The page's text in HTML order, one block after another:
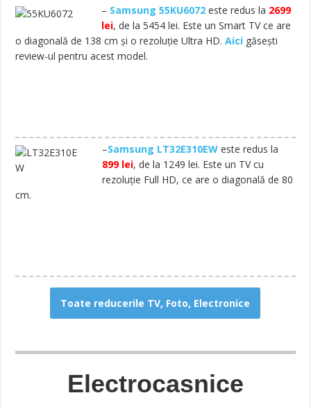
– Samsung 55KU6072 este redus la 2699
lei, de la 5454 lei. Este un Smart TV ce are
o diagonală de 138 cm și o rezoluție Ultra HD.Aici găsești
review-ul pentru acest model.
–Samsung LT32E310EW este redus la
899 lei, de la 1249 lei. Este un TV cu
rezoluție Full HD, ce are o diagonală de 80
cm.
Toate reducerile TV, Foto, Electronice
Electrocasnice